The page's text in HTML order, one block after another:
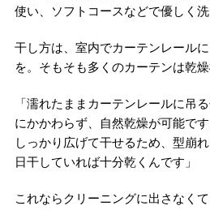
使い、ソフトコースなどで優しく洗
干し方は、室内でカーテンレール
を。そもそも多くのカーテンは乾燥
「濡れたままカーテンレールに吊
にかかわらず、自然乾燥が可能で
しっかり広げて干せるため、型崩
日干していれば十分乾くんです」
これならクリーニングに出さなく